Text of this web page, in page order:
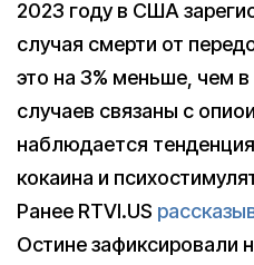
2023 году в США
случая смерти от
это на 3% меньше, чем
случаев связаны с
наблюдается
кокаина и
Ранее RTVI.US
Остине зафиксировали